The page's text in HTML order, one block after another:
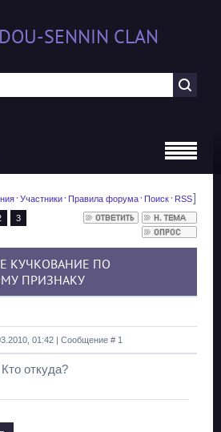
SENNIN CLAN
·Участники·Правила форума·Поиск·RSS]
3
КУЧКОВАНИЕ ПО
ПРИЗНАКУ
01:42 | Сообщение # 1
откуда?